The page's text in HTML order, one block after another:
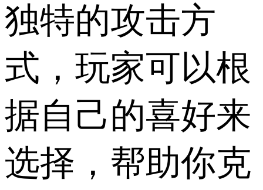
独特的攻击方
式，玩家可以根
据自己的喜好来
选择，帮助你克